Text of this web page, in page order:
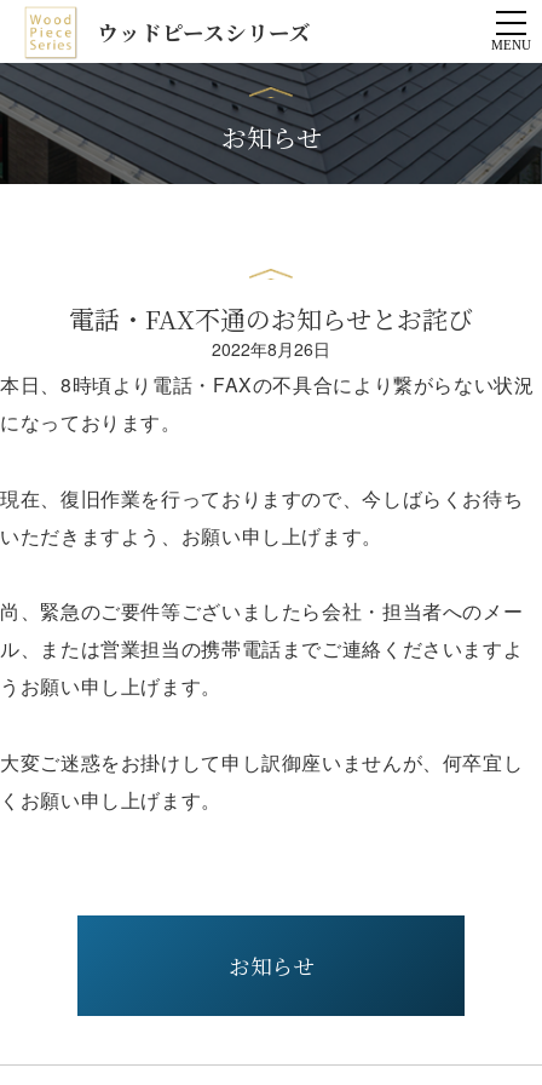
ウッドピースシリーズ
お知らせ
電話・FAX不通のお知らせとお詫び
2022年8月26日
本日、8時頃より電話・FAXの不具合により繋がらない状況
になっております。
現在、復旧作業を行っておりますので、今しばらくお待ち
いただきますよう、お願い申し上げます。
尚、緊急のご要件等ございましたら会社・担当者へのメー
ル、または営業担当の携帯電話までご連絡くださいますよ
うお願い申し上げます。
大変ご迷惑をお掛けして申し訳御座いませんが、何卒宜し
くお願い申し上げます。
お知らせ